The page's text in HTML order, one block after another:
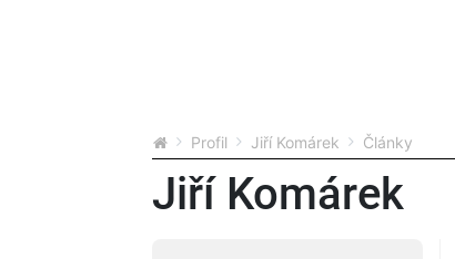
Profil Jiří Komárek Články
Jiří Komárek